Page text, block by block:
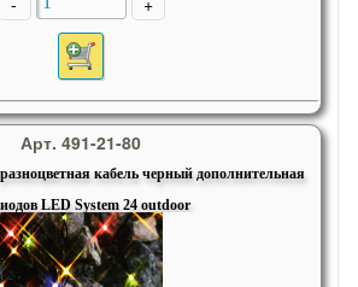
Арт. 491-21-80
кабель черный дополнительная
LED System 24 outdoor